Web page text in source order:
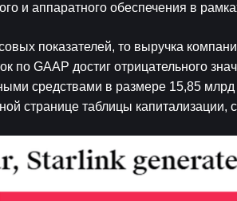
и аппаратного обеспечения в
показателей, то выручка
по GAAP достиг отрицательного
средствами в размере 15,85
странице таблицы